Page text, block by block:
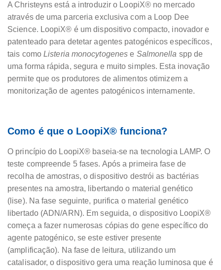
A Christeyns está a introduzir o LoopiX® no mercado
através de uma parceria exclusiva com a Loop Dee
Science. LoopiX® é um dispositivo compacto, inovador e
patenteado para detetar agentes patogénicos específicos,
tais como Listeria monocytogenes e Salmonella spp de
uma forma rápida, segura e muito simples. Esta inovação
permite que os produtores de alimentos otimizem a
monitorização de agentes patogénicos internamente.
Como é que o LoopiX® funciona?
O princípio do LoopiX® baseia-se na tecnologia LAMP. O
teste compreende 5 fases. Após a primeira fase de
recolha de amostras, o dispositivo destrói as bactérias
presentes na amostra, libertando o material genético
(lise). Na fase seguinte, purifica o material genético
libertado (ADN/ARN). Em seguida, o dispositivo LoopiX®
começa a fazer numerosas cópias do gene específico do
agente patogénico, se este estiver presente
(amplificação). Na fase de leitura, utilizando um
catalisador, o dispositivo gera uma reação luminosa que é